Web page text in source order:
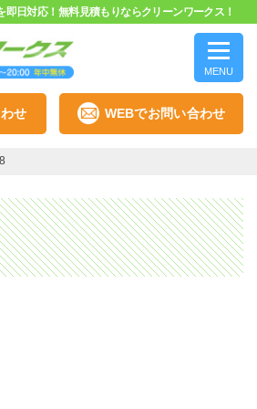
日対応！無料見積もりならクリーンワークス！
MENU
せ WEBでお問い合わせ